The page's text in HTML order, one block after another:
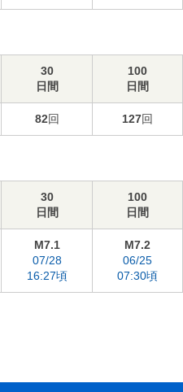
30
日間
100
日間
82回 127回
30
日間
100
日間
M7.1
07/28
16:27頃
M7.2
06/25
07:30頃